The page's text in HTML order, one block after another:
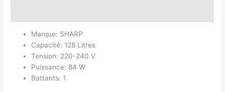
Marque: SHARP
Capacité: 128 Litres
Tension: 220-240 V
Puissance: 84 W
Battants: 1